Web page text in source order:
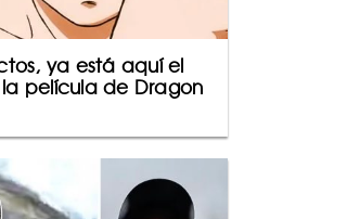
ya está aquí el
película de Dragon